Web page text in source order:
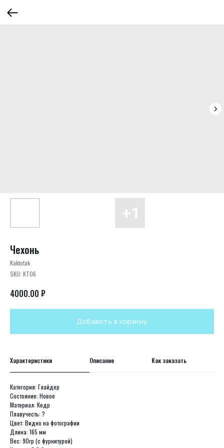
Чехонь
Kaktotak
SKU: KT06
4000.00 ₽
Добавить в корзину
Характеристики Описание Как заказать
Категория: Глайдер
Состояние: Новое
Материал: Кедр
Плавучесть: ?
Цвет: Видно на фотографии
Длина: 165 мм
Вес: 90гр (с фурнитурой)